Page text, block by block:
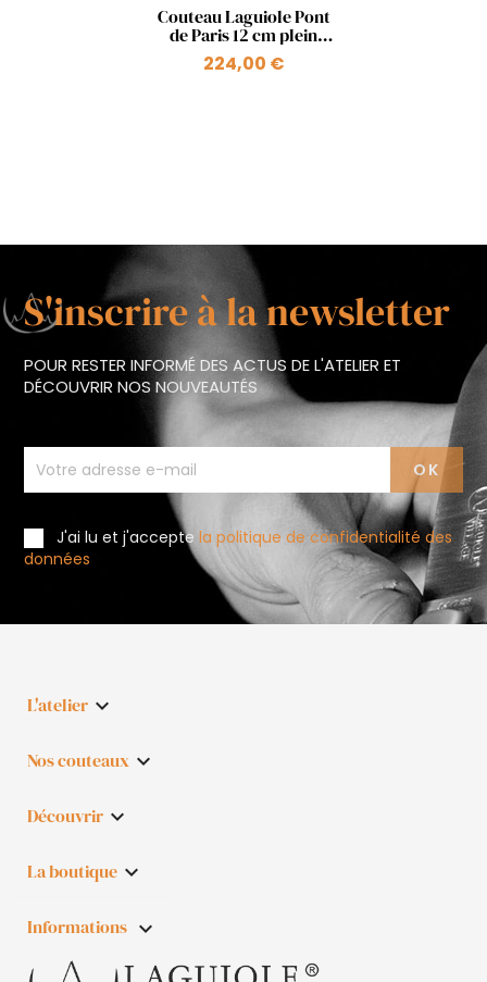
Aperçu rapide
+1
Couteau Laguiole Pont
de Paris 12 cm plein
manche en bois ressort
Pont Mirabeau
224,00 €
S'inscrire à la newsletter
POUR RESTER INFORMÉ DES ACTUS DE L'ATELIER ET
DÉCOUVRIR NOS NOUVEAUTÉS
J'ai lu et j'acceptela politique de confidentialité des
données
L'atelier 
Nos couteaux 
Découvrir 
La boutique 
Informations keyboard_arrow_down